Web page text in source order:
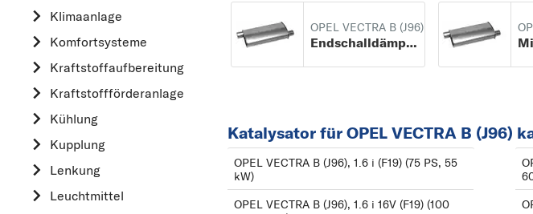
Klimaanlage
Komfortsysteme
Kraftstoff­aufbereitung
Kraftstoff­förderanlage
Kühlung
Kupplung
Lenkung
Leuchtmittel
ALFA ROMEO
AUDI
C
CHEVROLET
CITROËN
ADAM
AGILA
ASTRA
ASTRA J
C
OPEL VECTRA B (J96)
Endschalldämpfer
Katalysator für OPEL VECTRA B (J96)
OPEL VECTRA B (J96), 1.6 i (F19) (75 PS, 55
kW)
OPEL VECTRA B (J96), 1.6 i 16V (F19) (100